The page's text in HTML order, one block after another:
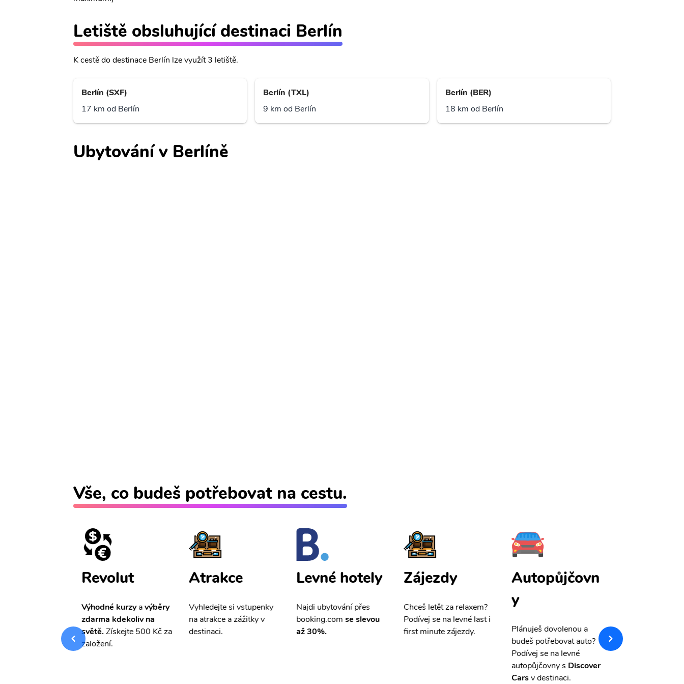
Letiště obsluhující destinaci Berlín
K cestě do destinace Berlín lze využít 3 letiště.
Berlín (SXF)
17 km od Berlín
Berlín (TXL)
9 km od Berlín
Berlín (BER)
18 km od Berlín
Ubytování v Berlíně
Vše, co budeš potřebovat na cestu.
Revolut
Výhodné kurzyavýběry
zdarma kdekoliv na
světě.Získejte 500 Kč za
založení.
Atrakce
Vyhledejte si vstupenky
na atrakce a zážitky v
destinaci.
Levné hotely
Najdi ubytování přes
booking.comse slevou
až 30%.
Zájezdy
Chceš letět za relaxem?
Podívej se na levné last i
first minute zájezdy.
Autopůjčovn
y
Plánuješ dovolenou a
budeš potřebovat auto?
Podívej se na levné
autopůjčovny s Discover
Carsv destinaci.
pojištění a
storno.